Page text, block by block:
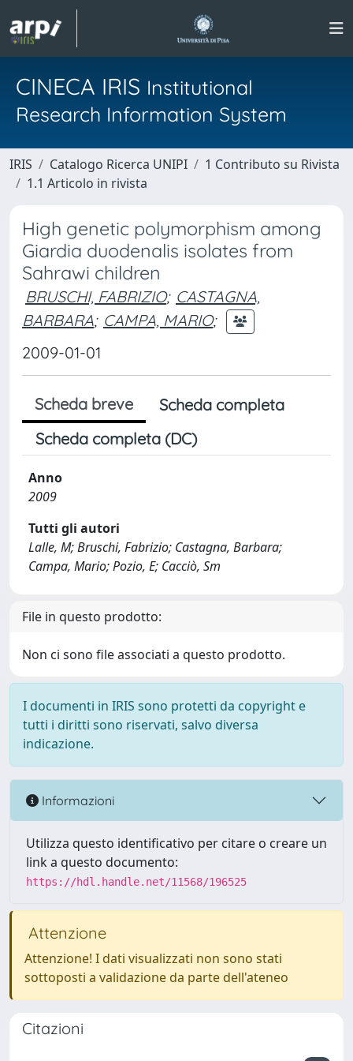
CINECA IRIS Institutional
Research Information System
IRIS Catalogo Ricerca UNIPI
1 Contributo su Rivista
1.1 Articolo in rivista
High genetic polymorphism among
Giardia duodenalis isolates from
Sahrawi children
BRUSCHI, FABRIZIO; CASTAGNA,
BARBARA; CAMPA, MARIO;
2009-01-01
Scheda breve
Scheda completa
Scheda completa (DC)
Anno
2009
Tutti gli autori
Lalle, M; Bruschi, Fabrizio; Castagna, Barbara;
Campa, Mario; Pozio, E; Cacciò, Sm
File in questo prodotto:
Non ci sono file associati a questo prodotto.
I documenti in IRIS sono protetti da copyright e
tutti i diritti sono riservati, salvo diversa
indicazione.
Informazioni
Utilizza questo identificativo per citare o creare un
link a questo documento:
https://hdl.handle.net/11568/196525
Attenzione
Attenzione! I dati visualizzati non sono stati
sottoposti a validazione da parte dell'ateneo
Citazioni